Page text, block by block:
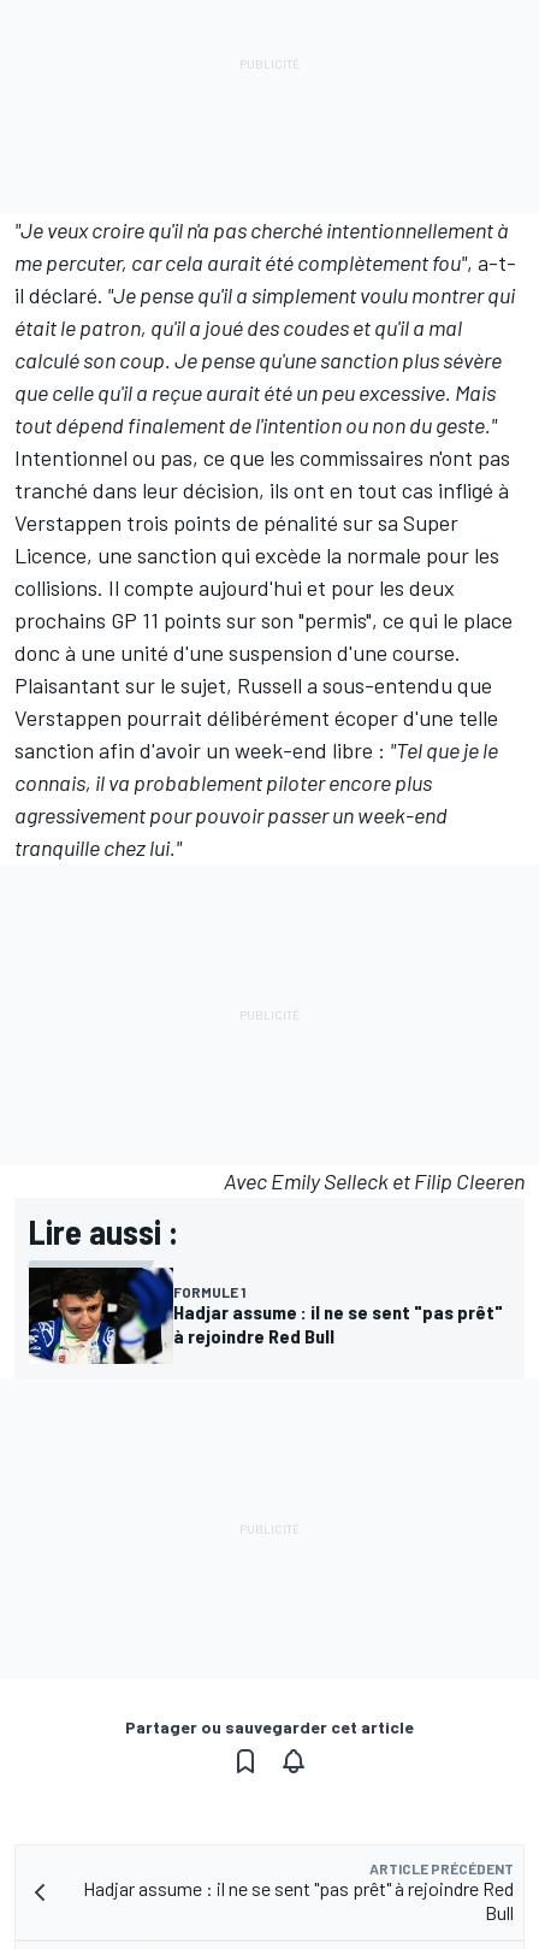
"Je veux croire qu'il n'a pas cherché intentionnellement à
me percuter, car cela aurait été complètement fou", a-t-
il déclaré. "Je pense qu'il a simplement voulu montrer qui
était le patron, qu'il a joué des coudes et qu'il a mal
calculé son coup. Je pense qu'une sanction plus sévère
que celle qu'il a reçue aurait été un peu excessive. Mais
tout dépend finalement de l'intention ou non du geste."
Intentionnel ou pas, ce que les commissaires n'ont pas
tranché dans leur décision, ils ont en tout cas infligé à
Verstappen trois points de pénalité sur sa Super
Licence, une sanction qui excède la normale pour les
collisions. Il compte aujourd'hui et pour les deux
prochains GP 11 points sur son "permis", ce qui le place
donc à une unité d'une suspension d'une course.
Plaisantant sur le sujet, Russell a sous-entendu que
Verstappen pourrait délibérément écoper d'une telle
sanction afin d'avoir un week-end libre : "Tel que je le
connais, il va probablement piloter encore plus
agressivement pour pouvoir passer un week-end
tranquille chez lui."
Avec Emily Selleck et Filip Cleeren
Lire aussi :
FORMULE 1
Hadjar assume : il ne se sent "pas prêt"
à rejoindre Red Bull
Partager ou sauvegarder cet article
ARTICLE PRÉCÉDENT
Hadjar assume : il ne se sent "pas prêt" à rejoindre Red
Bull